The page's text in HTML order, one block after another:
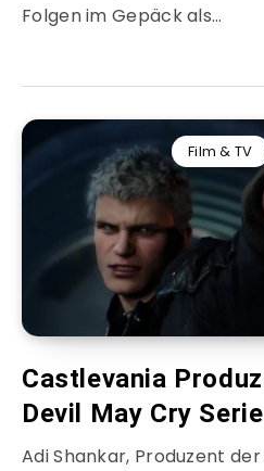
Folgen im Gepäck als…
Film & TV
Castlevania
Devil May Cry
Adi Shankar, Produzent